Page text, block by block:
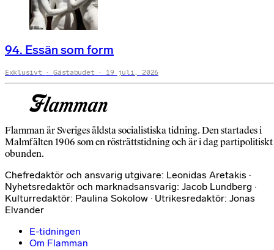
94. Essän som form
Exklusivt Gästabudet 19 juli, 2026
Flamman är Sveriges äldsta socialistiska tidning. Den startades i
Malmfälten 1906 som en rösträttstidning och är i dag partipolitiskt
obunden.
Chefredaktör och ansvarig utgivare: Leonidas Aretakis ·
Nyhetsredaktör och marknadsansvarig: Jacob Lundberg ·
Kulturredaktör: Paulina Sokolow · Utrikesredaktör: Jonas
Elvander
E-tidningen
Om Flamman